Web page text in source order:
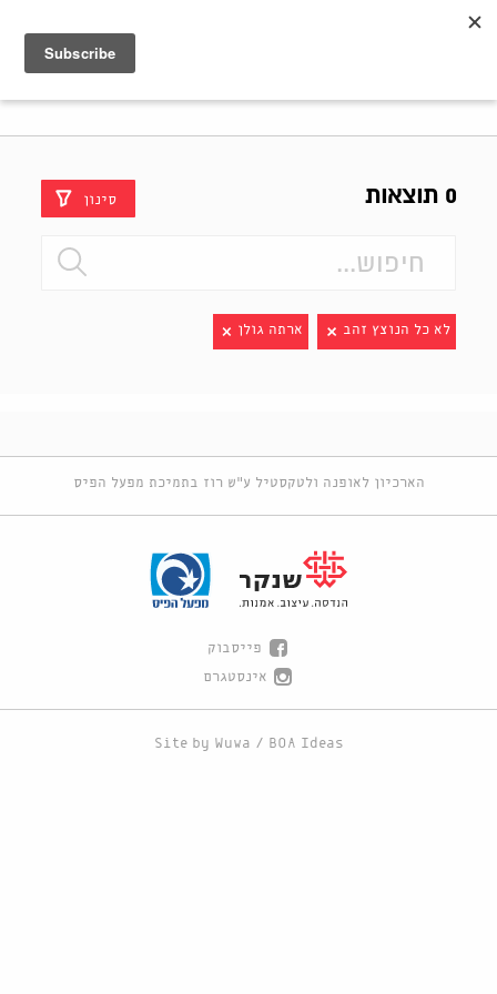
0 תוצאות סינון
לא כל הנוצץ זהב ארתה גולן
הארכיון לאופנה ולטקסטיל ע"ש רוז בתמיכת מפעל הפיס
פייסבוק
אינסטגרם
Site by Wuwa / BOA Ideas